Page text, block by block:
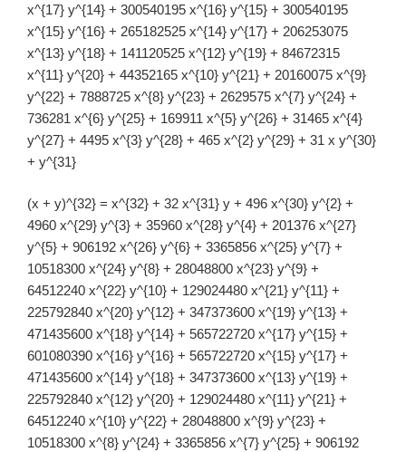
x^{17} y^{14} + 300540195 x^{16} y^{15} + 300540195
x^{15} y^{16} + 265182525 x^{14} y^{17} + 206253075
x^{13} y^{18} + 141120525 x^{12} y^{19} + 84672315
x^{11} y^{20} + 44352165 x^{10} y^{21} + 20160075 x^{9}
y^{22} + 7888725 x^{8} y^{23} + 2629575 x^{7} y^{24} +
736281 x^{6} y^{25} + 169911 x^{5} y^{26} + 31465 x^{4}
y^{27} + 4495 x^{3} y^{28} + 465 x^{2} y^{29} + 31 x y^{30}
+ y^{31}
(x + y)^{32} = x^{32} + 32 x^{31} y + 496 x^{30} y^{2} +
4960 x^{29} y^{3} + 35960 x^{28} y^{4} + 201376 x^{27}
y^{5} + 906192 x^{26} y^{6} + 3365856 x^{25} y^{7} +
10518300 x^{24} y^{8} + 28048800 x^{23} y^{9} +
64512240 x^{22} y^{10} + 129024480 x^{21} y^{11} +
225792840 x^{20} y^{12} + 347373600 x^{19} y^{13} +
471435600 x^{18} y^{14} + 565722720 x^{17} y^{15} +
601080390 x^{16} y^{16} + 565722720 x^{15} y^{17} +
471435600 x^{14} y^{18} + 347373600 x^{13} y^{19} +
225792840 x^{12} y^{20} + 129024480 x^{11} y^{21} +
64512240 x^{10} y^{22} + 28048800 x^{9} y^{23} +
10518300 x^{8} y^{24} + 3365856 x^{7} y^{25} + 906192